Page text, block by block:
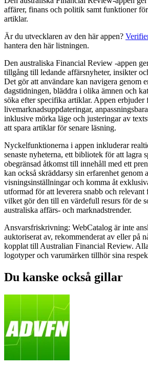
affärer, finans och politik samt funktioner för
artiklar.
Är du utvecklaren av den här appen?
hantera den här listningen.
Den australiska Financial Review -appen
tillgång till ledande affärsnyheter, insikter
Det gör att användare kan navigera genom
dagstidningen, bläddra i olika ämnen och
söka efter specifika artiklar. Appen erbjuder
livemarknadsuppdateringar,
inklusive mörka läge och justeringar av
att spara artiklar för senare läsning.
Nyckelfunktionerna i appen inkluderar
senaste nyheterna, ett bibliotek för att lagra
obegränsad åtkomst till innehåll med ett
kan också skräddarsy sin erfarenhet genom
visningsinställningar och komma åt
utformad för att leverera snabb och
vilket gör den till en värdefull resurs för de
australiska affärs- och marknadstrender.
Ansvarsfriskrivning: WebCatalog är inte
auktoriserat av, rekommenderat av eller på
kopplat till Australian Financial Review.
logotyper och varumärken tillhör sina
Du kanske också gillar